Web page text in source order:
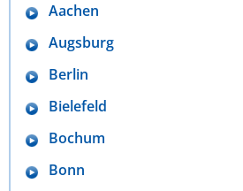
Aachen
Augsburg
Berlin
Bielefeld
Bochum
Bonn